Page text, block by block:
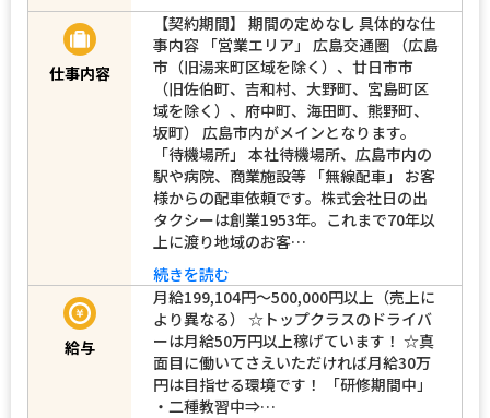
仕事内容
【契約期間】 期間の定めなし 具体的な仕
事内容 「営業エリア」 広島交通圏 （広島
市（旧湯来町区域を除く）、廿日市市
（旧佐伯町、吉和村、大野町、宮島町区
域を除く）、府中町、海田町、熊野町、
坂町） 広島市内がメインとなります。
「待機場所」 本社待機場所、広島市内の
駅や病院、商業施設等 「無線配車」 お客
様からの配車依頼です。株式会社日の出
タクシーは創業1953年。これまで70年以
上に渡り地域のお客…
続きを読む
給与
月給199,104円〜500,000円以上（売上に
より異なる） ☆トップクラスのドライバ
ーは月給50万円以上稼げています！ ☆真
面目に働いてさえいただければ月給30万
円は目指せる環境です！ 「研修期間中」
・二種教習中⇒…